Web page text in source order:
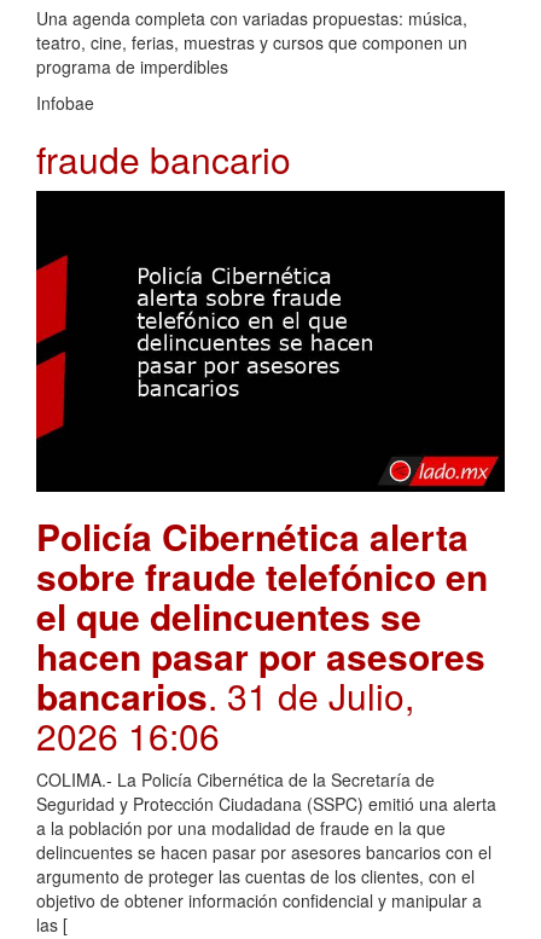
Una agenda completa con variadas propuestas: música,
teatro, cine, ferias, muestras y cursos que componen un
programa de imperdibles
Infobae
fraude bancario
Policía Cibernética alerta
sobre fraude telefónico en
el que delincuentes se
hacen pasar por asesores
bancarios. 31 de Julio,
2026 16:06
COLIMA.- La Policía Cibernética de la Secretaría de
Seguridad y Protección Ciudadana (SSPC) emitió una alerta
a la población por una modalidad de fraude en la que
delincuentes se hacen pasar por asesores bancarios con el
argumento de proteger las cuentas de los clientes, con el
objetivo de obtener información confidencial y manipular a
las [